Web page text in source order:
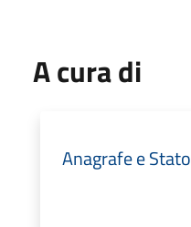
A cura di
Anagrafe e